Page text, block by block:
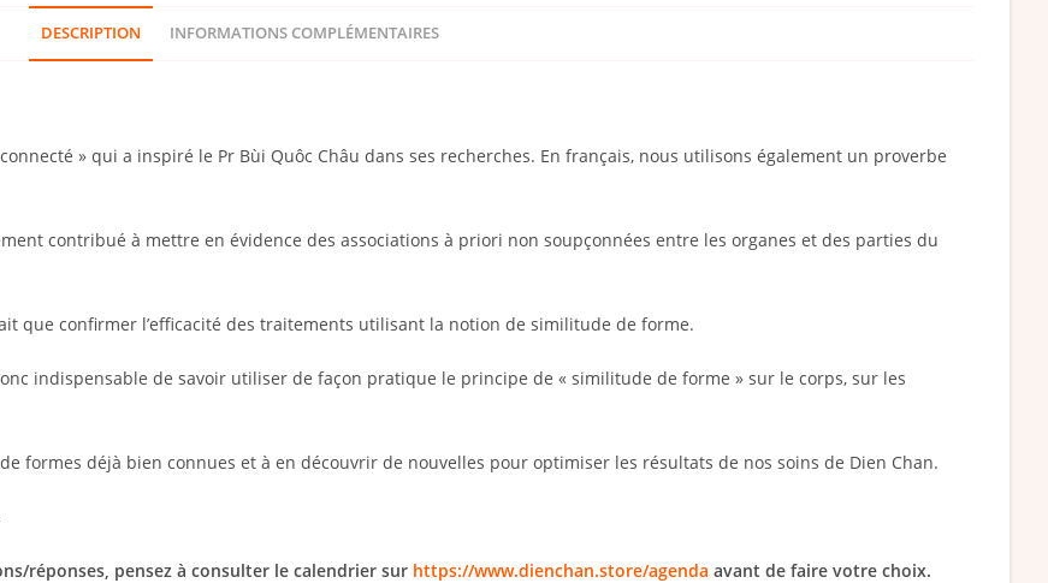
«
La
et
Servir
DESCRIPTION INFORMATIONS COMPLÉMENTAIRES
» qui a inspiré le Pr Bùi Quôc Châu dans ses recherches. En français, nous utilisons également un proverbe
contribué à mettre en évidence des associations à priori non soupçonnées entre les organes et des parties du
que confirmer l’efficacité des traitements utilisant la notion de similitude de forme.
indispensable de savoir utiliser de façon pratique le principe de « similitude de forme » sur le corps, sur les
formes déjà bien connues et à en découvrir de nouvelles pour optimiser les résultats de nos soins de Dien Chan.
réponses, pensez à consulter le calendrier sur https://www.dienchan.store/agenda avant de faire votre choix.